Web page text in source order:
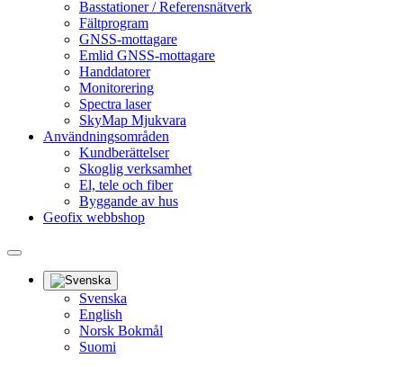
Basstationer / Referensnätverk
Fältprogram
GNSS-mottagare
Emlid GNSS-mottagare
Handdatorer
Monitorering
Spectra laser
SkyMap Mjukvara
Användningsområden
Kundberättelser
Skoglig verksamhet
El, tele och fiber
Byggande av hus
Geofix webbshop
Svenska
English
Norsk Bokmål
Suomi